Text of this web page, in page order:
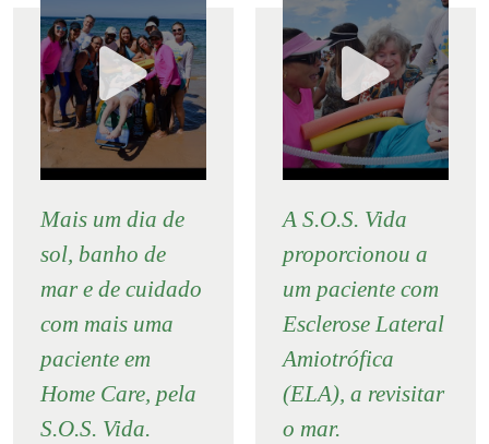
Mais um dia de
sol, banho de
mar e de cuidado
com mais uma
paciente em
Home Care, pela
S.O.S. Vida.
A S.O.S. Vida
proporcionou a
um paciente com
Esclerose Lateral
Amiotrófica
(ELA), a revisitar
o mar.